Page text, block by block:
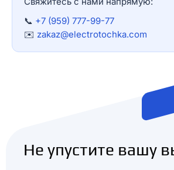
📞 +7 (959) 777-99-77
✉️ zakaz@electrotochka.com
Не упустите вашу